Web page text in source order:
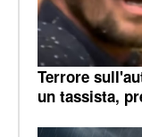
Terrore
un tassista,